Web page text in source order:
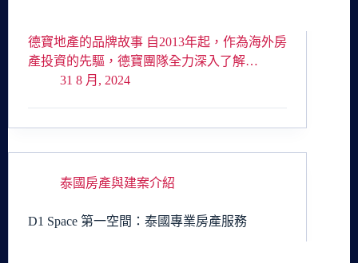
德寶地產的品牌故事 自2013年起，作為海外房
產投資的先驅，德寶團隊全力深入了解…
31 8 月, 2024
泰國房產與建案介紹
D1 Space 第一空間：泰國專業房產服務